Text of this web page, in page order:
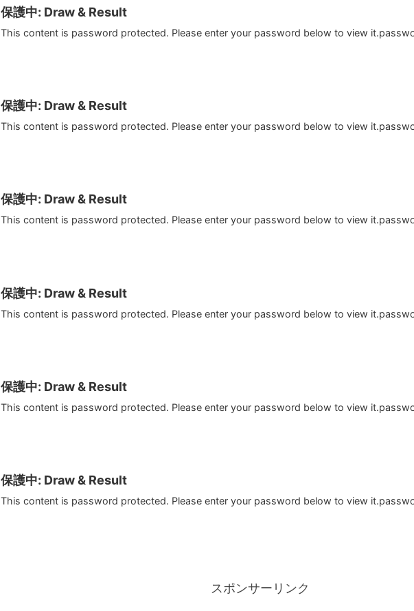
保護中: Draw & Result
This content is password protected. Please enter your password below to view
保護中: Draw & Result
This content is password protected. Please enter your password below to view
保護中: Draw & Result
This content is password protected. Please enter your password below to view
保護中: Draw & Result
This content is password protected. Please enter your password below to view
保護中: Draw & Result
This content is password protected. Please enter your password below to view
保護中: Draw & Result
This content is password protected. Please enter your password below to view
スポンサーリンク